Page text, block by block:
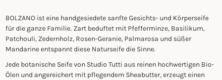
BOLZANO ist eine handgesiedete sanfte Gesichts- und Körperseife
für die ganze Familie. Zart beduftet mit Pfefferminze, Basilikum,
Patchouli, Zedernholz, Rosen-Geranie, Palmarosa und süßer
Mandarine entspannt diese Naturseife die Sinne.
Jede botanische Seife von Studio Tutti aus reinen hochwertigen Bio-
Ölen und angereichert mit pflegendem Sheabutter, erzeugt einen